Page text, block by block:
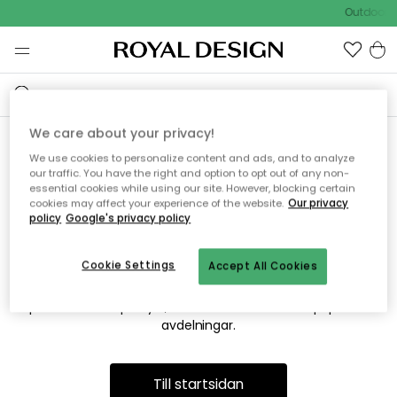
Outdoor
Vi hittar tyvärr inte sidan du
söker
Detta kan bero på att sidan inte längre finns eller att den har
flyttats. Vi ber om ursäkt för besväret. I menyn ovan kan du
avdelningar.
Till startsidan
We care about your privacy!
We use cookies to personalize content and ads, and to analyze
our traffic. You have the right and option to opt out of any non-
essential cookies while using our site. However, blocking certain
cookies may affect your experience of the website. Our privacy
policy Google's privacy policy
Accept All Cookies
Cookie Settings